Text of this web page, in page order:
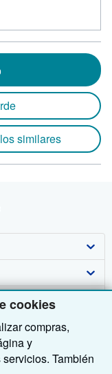
cookies
compras,
y
También
similares